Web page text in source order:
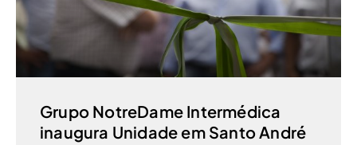
Grupo NotreDame Intermédica
inaugura Unidade em Santo André